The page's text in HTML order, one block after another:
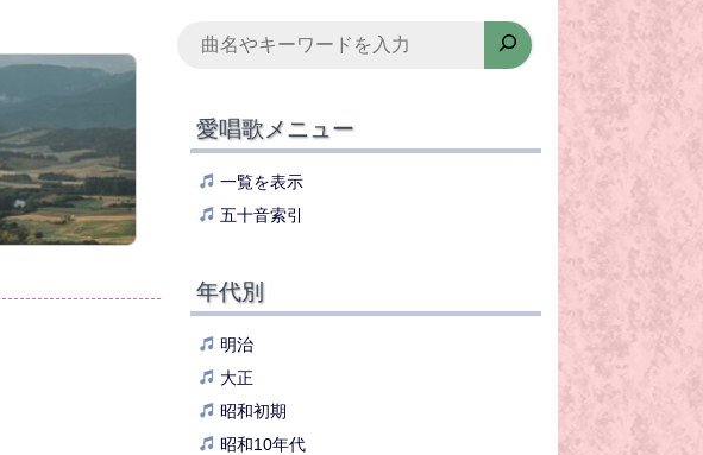
愛唱歌メニュー
一覧を表示
五十音索引
年代別
明治
大正
昭和初期
昭和10年代